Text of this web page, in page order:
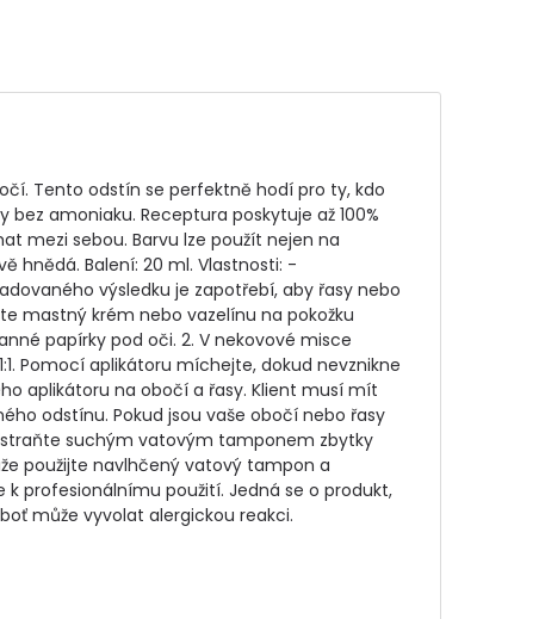
Tento odstín se perfektně hodí pro ty, kdo
amoniaku. Receptura poskytuje až 100%
mezi sebou. Barvu lze použít nejen na
hnědá. Balení: 20 ml. Vlastnosti: -
výsledku je zapotřebí, aby řasy nebo
mastný krém nebo vazelínu na pokožku
papírky pod oči. 2. V nekovové misce
Pomocí aplikátoru míchejte, dokud nevznikne
aplikátoru na obočí a řasy. Klient musí mít
odstínu. Pokud jsou vaše obočí nebo řasy
suchým vatovým tamponem zbytky
použijte navlhčený vatový tampon a
profesionálnímu použití. Jedná se o produkt,
může vyvolat alergickou reakci.